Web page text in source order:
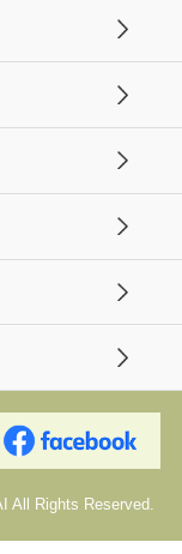
All Rights Reserved.